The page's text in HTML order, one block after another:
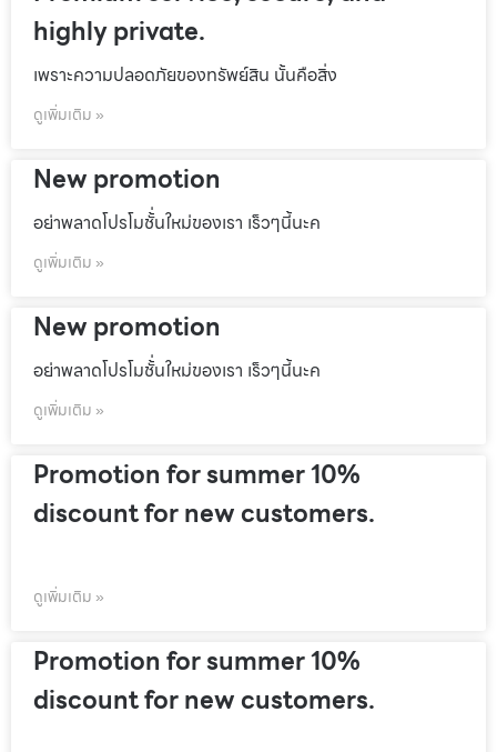
highly private.
เพราะความปลอดภัยของทรัพย์สิน นั้นคือสิ่ง
ดูเพิ่มเติม »
New promotion
อย่าพลาดโปรโมชั้่นใหม่ของเรา เร็วๆนี้นะค
ดูเพิ่มเติม »
New promotion
อย่าพลาดโปรโมชั้่นใหม่ของเรา เร็วๆนี้นะค
ดูเพิ่มเติม »
Promotion for summer 10%
discount for new customers.
ดูเพิ่มเติม »
Promotion for summer 10%
discount for new customers.